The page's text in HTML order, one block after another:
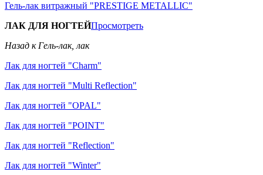
Гель-лак витражный "PRESTIGE METALLIC"
ЛАК ДЛЯ НОГТЕЙПросмотреть
Назад к Гель-лак, лак
Лак для ногтей "Charm"
Лак для ногтей "Multi Reflection"
Лак для ногтей "OPAL"
Лак для ногтей "POINT"
Лак для ногтей "Reflection"
Лак для ногтей "Winter"